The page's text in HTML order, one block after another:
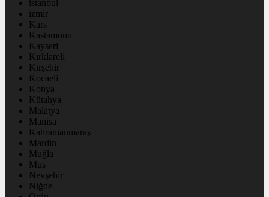
istanbul
izmir
Kars
Kastamonu
Kayseri
Kırklareli
Kırşehir
Kocaeli
Konya
Kütahya
Malatya
Manisa
Kahramanmaraş
Mardin
Muğla
Muş
Nevşehir
Niğde